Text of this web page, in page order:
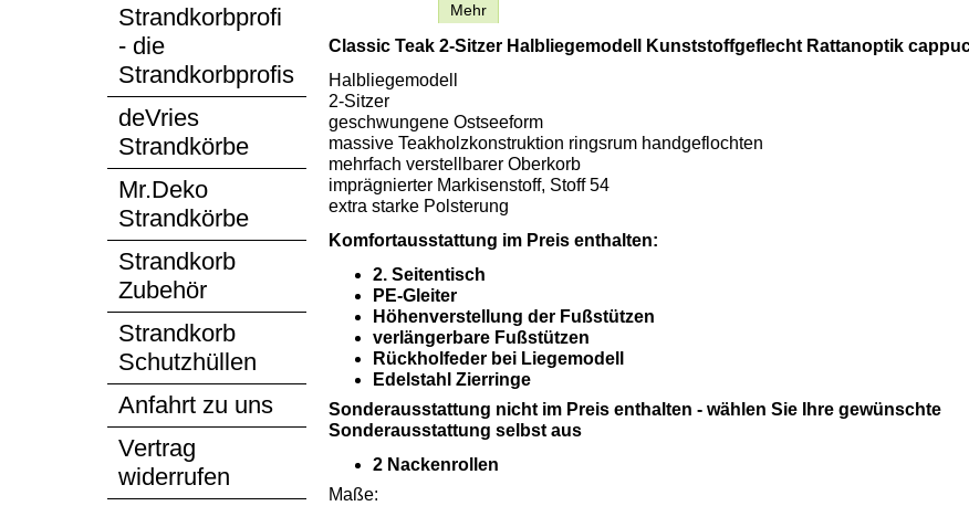
Strandkorbprofi
- die
Strandkorbprofis
deVries
Strandkörbe
Mr.Deko
Strandkörbe
Strandkorb
Zubehör
Strandkorb
Schutzhüllen
Anfahrt zu uns
Vertrag
widerrufen
Mehr
Classic Teak 2-Sitzer Halbliegemodell Kunststoffgeflecht Rattanoptik
Halbliegemodell
2-Sitzer
geschwungene Ostseeform
massive Teakholzkonstruktion ringsrum handgeflochten
mehrfach verstellbarer Oberkorb
imprägnierter Markisenstoff, Stoff 54
extra starke Polsterung
Komfortausstattung im Preis enthalten:
2. Seitentisch
PE-Gleiter
Höhenverstellung der Fußstützen
verlängerbare Fußstützen
Rückholfeder bei Liegemodell
Edelstahl Zierringe
Sonderausstattung nicht im Preis enthalten - wählen Sie Ihre gewünschte
Sonderausstattung selbst aus
2 Nackenrollen
Maße: